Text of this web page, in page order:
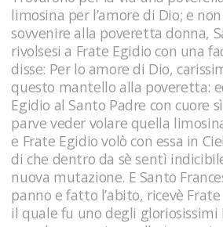
limosina per l’amore di Dio; e
sovvenire alla poveretta donna,
rivolsesi a Frate Egidio con una
disse: Per lo amore di Dio,
questo mantello alla poveretta:
Egidio al Santo Padre con cuore
parve veder volare quella
e Frate Egidio volò con essa in
di che dentro da sè sentì
nuova mutazione. E Santo
panno e fatto l’abito, ricevè
il quale fu uno degli gloriosissimi